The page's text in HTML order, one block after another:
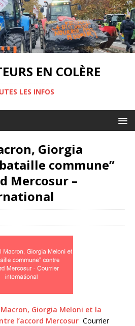
EN COLÈRE
LES INFOS
Giorgia
commune”
Mercosur –
Giorgia Meloni et la
l’accord Mercosur Courrier